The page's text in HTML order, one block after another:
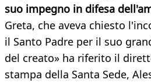
suo impegno in difesa
Greta, che aveva chiesto
il Santo Padre per il suo
del creato» ha riferito il
stampa della Santa Sede,